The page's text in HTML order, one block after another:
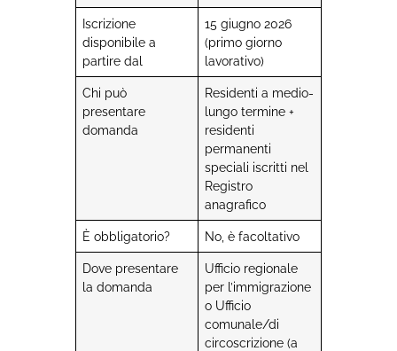
Iscrizione
disponibile a
partire dal
15 giugno 2026
(primo giorno
lavorativo)
Chi può
presentare
domanda
Residenti a medio-
lungo termine +
residenti
permanenti
speciali iscritti nel
Registro
anagrafico
È obbligatorio? No, è facoltativo
Dove presentare
la domanda
Ufficio regionale
per l’immigrazione
o Ufficio
comunale/di
circoscrizione (a